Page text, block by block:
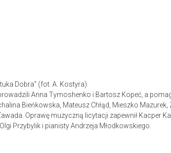
Dobra” (fot. A. Kostyra)
Anna Tymoshenko i Bartosz Kopeć, a
Bieńkowska, Mateusz Chłąd, Mieszko
Oprawę muzyczną licytacji zapewnił Kacper
Przybylik i pianisty Andrzeja Młodkowskiego.